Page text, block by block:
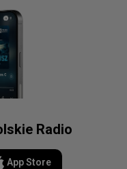
Radio
App Store